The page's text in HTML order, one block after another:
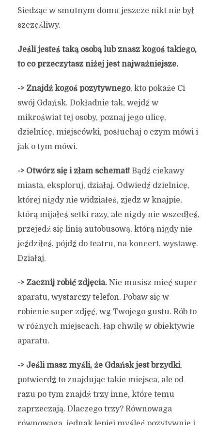
szczęśliwym w swoim
mieście
12 grudnia 2019
4 min czytania
Autor:Kamil Sulewski
Siedząc w smutnym domu jeszcze nikt nie był
szczęśliwy.
Jeśli jesteś taką osobą lub znasz kogoś takiego,
to co przeczytasz niżej jest najważniejsze.
-> Znajdź kogoś pozytywnego, kto pokaże Ci
swój Gdańsk. Dokładnie tak, wejdź w
mikroświat tej osoby, poznaj jego ulicę,
dzielnicę, miejscówki, posłuchaj o czym mówi i
jak o tym mówi.
-> Otwórz się i złam schemat!Bądź ciekawy
miasta, eksploruj, działaj. Odwiedź dzielnicę,
której nigdy nie widziałeś, zjedz w knajpie,
którą mijałeś setki razy, ale nigdy nie wszedłeś,
przejedź się linią autobusową, którą nigdy nie
jeździłeś, pójdź do teatru, na koncert, wystawę.
Działaj.
-> Zacznij robić zdjęcia.Nie musisz mieć super
aparatu, wystarczy telefon. Pobaw się w
robienie super zdjęć, wg Twojego gustu. Rób to
w różnych miejscach, łap chwilę w obiektywie
aparatu.
-> Jeśli masz myśli, że Gdańsk jest brzydki,
potwierdź to znajdując takie miejsca, ale od
razu po tym znajdź trzy inne, które temu
zaprzeczają. Dlaczego trzy? Równowaga